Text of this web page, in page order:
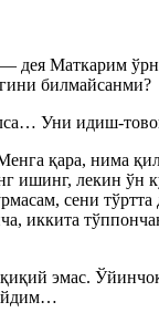
дея Маткарим
билмайсанми?
Уни идиш-
қара, нима
ишинг, лекин ўн
сени тўртта
иккита
эмас.